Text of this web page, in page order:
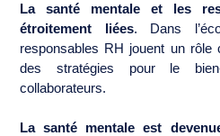
La santé mentale et les
étroitement liées. Dans
responsables RH jouent un
des stratégies pour le
collaborateurs.
La santé mentale est